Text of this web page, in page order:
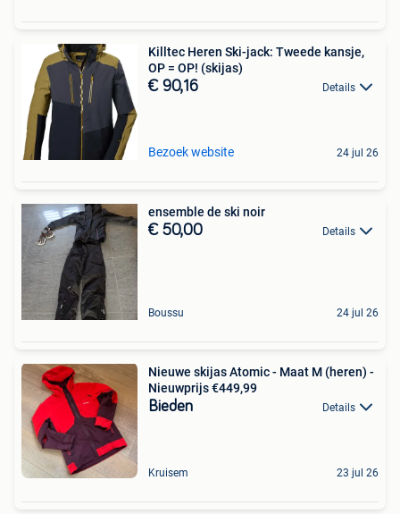
Killtec Heren Ski-jack: Tweede kansje,
OP = OP! (skijas)
€ 90,16 Details
Bezoek website 24 jul 26
ensemble de ski noir
€ 50,00 Details
Boussu 24 jul 26
Nieuwe skijas Atomic - Maat M (heren) -
Nieuwprijs €449,99
Bieden Details
Kruisem 23 jul 26